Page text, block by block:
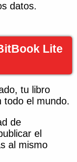
datos.
Lite
tu libro
todo el mundo.
de
el
al mismo